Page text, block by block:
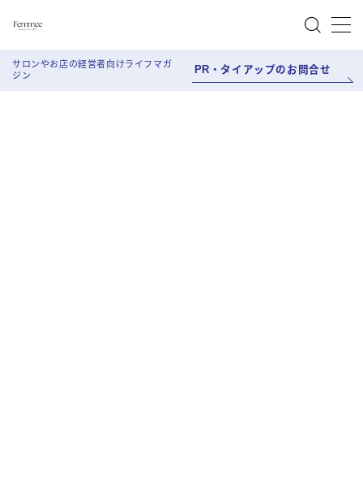
MENU
サロンやお店の経営者向けライフマガ
ジン
PR・タイアップのお問合せ